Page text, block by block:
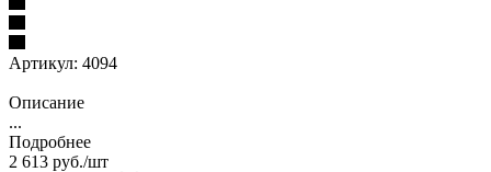
Артикул: 4094
Описание
...
Подробнее
2 613 руб./шт